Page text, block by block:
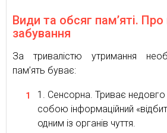
Види та обсяг пам’яті.
забування
За тривалістю утримання
пам’ять буває:
Сенсорна. Триває недовго
собою інформаційний
одним із органів чуття.